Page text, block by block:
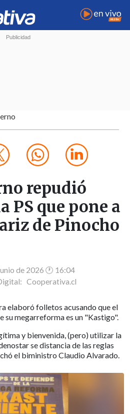
repudió
PS que pone a
de Pinocho
de 2026 🕐 16:04
Cooperativa.cl
elaboró folletos acusando que el
su megarreforma es un "Kastigo".
y bienvenida, (pero) utilizar la
se distancia de las reglas
el biministro Claudio Alvarado.